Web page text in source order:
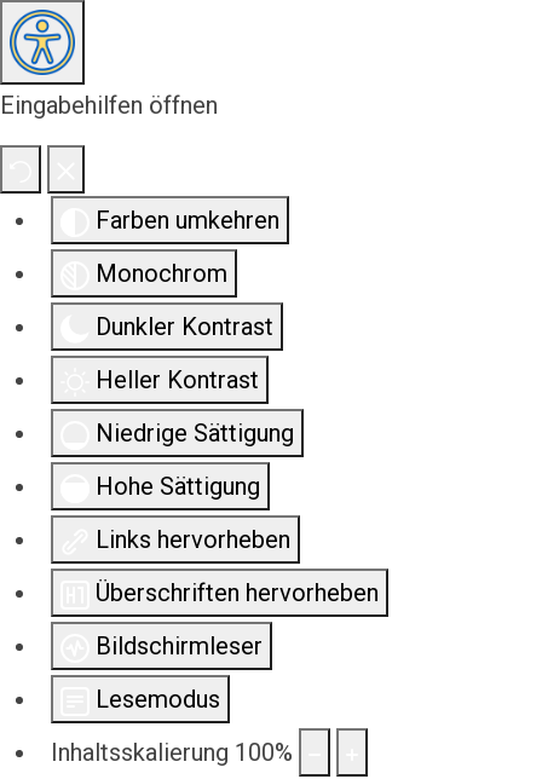
Eingabehilfen öffnen
Farben umkehren
Monochrom
Dunkler Kontrast
Heller Kontrast
Niedrige Sättigung
Hohe Sättigung
Links hervorheben
Überschriften hervorheben
Bildschirmleser
Lesemodus
Inhaltsskalierung 100%